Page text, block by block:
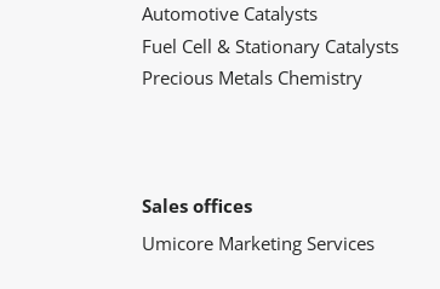
Automotive Catalysts
Fuel Cell & Stationary Catalysts
Precious Metals Chemistry
Sales offices
Umicore Marketing Services